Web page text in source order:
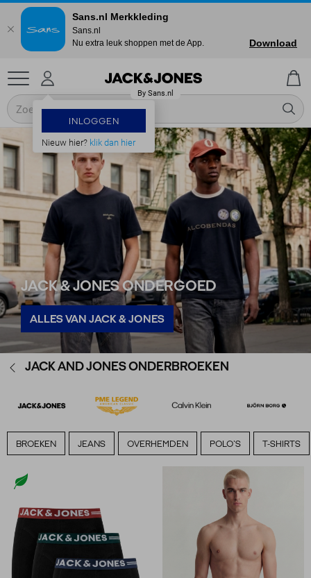
INLOGGEN
Nieuw hier? klik dan hier
JACK & JONES ONDERGOED
ALLES VAN JACK & JONES
JACK AND JONES ONDERBROEKEN
BROEKEN JEANS OVERHEMDEN POLO`S T-SHIRTS
Sans.nl Merkkleding
Sans.nl
Nu extra leuk shoppen met de App.
Download